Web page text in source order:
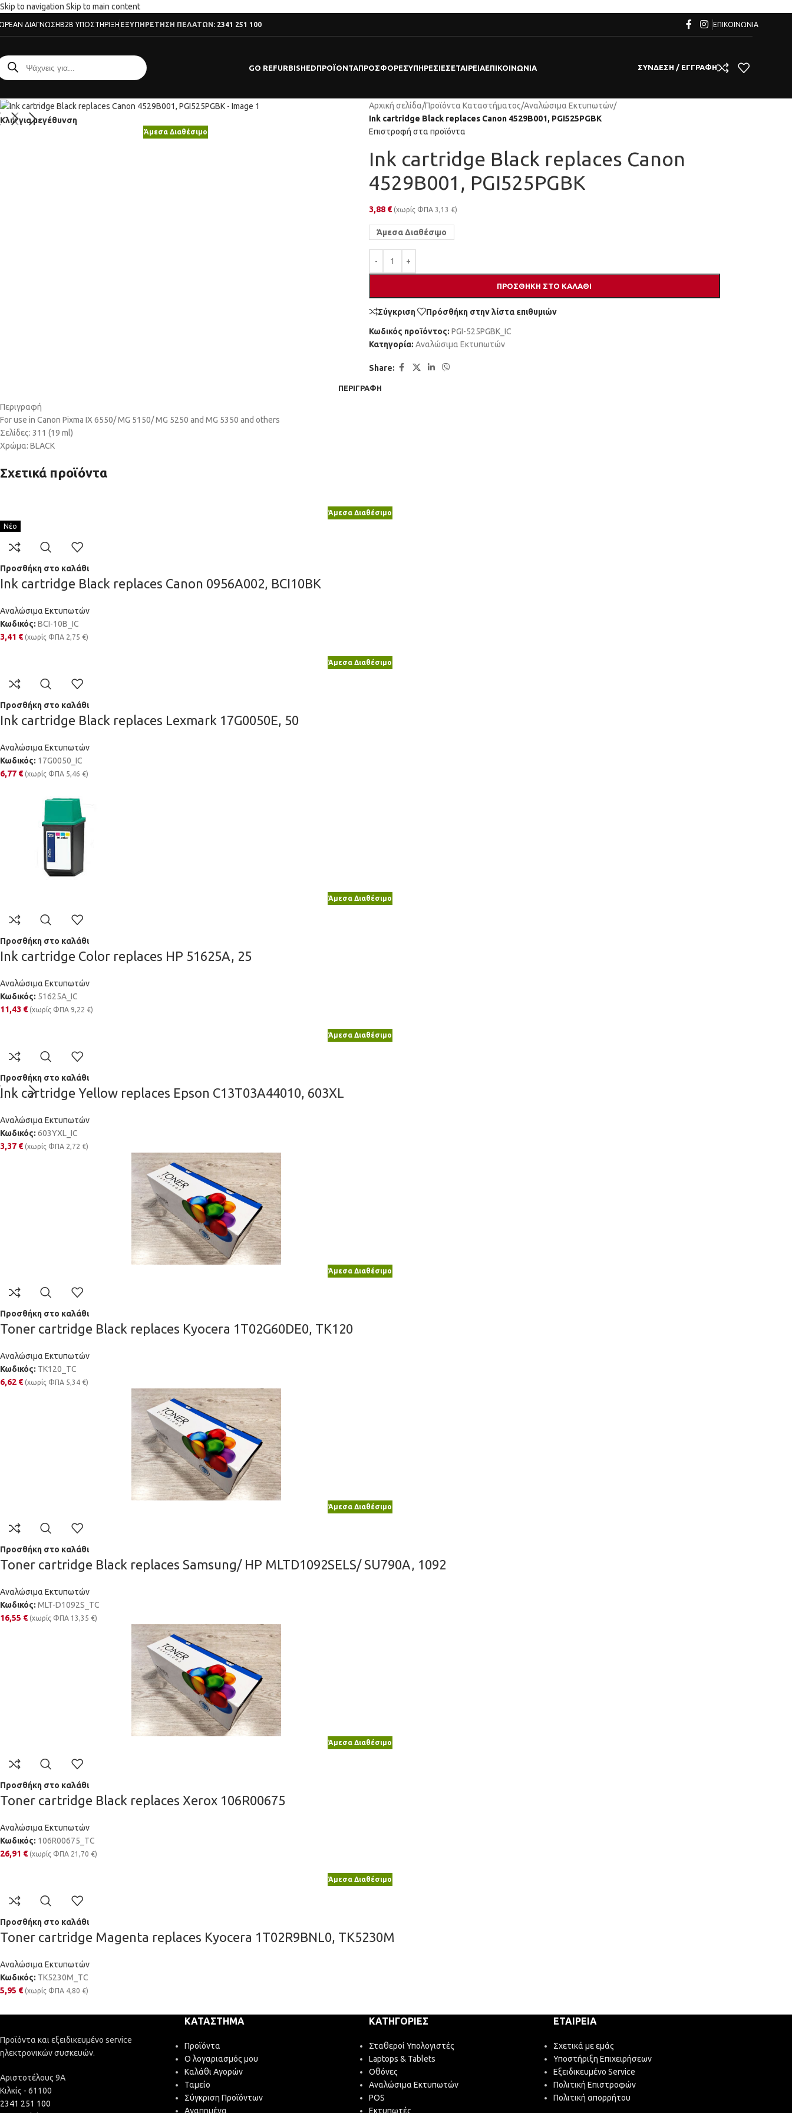
Skip to navigation Skip to main content
ΔΙΆΓΝΩΣΗB2B ΥΠΟΣΤΉΡΙΞΗ ΕΞΥΠΗΡΕΤΗΣΗ ΠΕΛΑΤΩΝ: 2341 251 100 ΕΠΙΚΟΙΝΩΝΊΑ
GO REFURBISHEDΠΡΟΪΌΝΤΑΠΡΟΣΦΟΡΕΣΥΠΗΡΕΣΊΕΣΕΤΑΙΡΕΊΑΕΠΙΚΟΙΝΩΝΊΑ ΣΎΝΔΕΣΗ / ΕΓΓΡΑΦΉ
Κλικ για μεγέθυνση
Άμεσα Διαθέσιμο
Αρχική σελίδα/Προϊόντα Καταστήματος/Αναλώσιμα Εκτυπωτών/
Ink cartridge Black replaces Canon 4529B001, PGI525PGBK
Επιστροφή στα προϊόντα
Ink cartridge Black replaces Canon
4529B001, PGI525PGBK
3,88 € (χωρίς ΦΠΑ 3,13 €)
Άμεσα Διαθέσιμο
ΠΡΟΣΘΉΚΗ ΣΤΟ ΚΑΛΆΘΙ
Σύγκριση Πρόσθήκη στην λίστα επιθυμιών
Κωδικός προϊόντος: PGI-525PGBK_IC
Κατηγορία: Αναλώσιμα Εκτυπωτών
Share:
ΠΕΡΙΓΡΑΦΉ
Περιγραφή
For use in Canon Pixma IX 6550/ MG 5150/ MG 5250 and MG 5350 and others
Σελίδες: 311 (19 ml)
Χρώμα: BLACK
Σχετικά προϊόντα
Άμεσα Διαθέσιμο
Νέο
Προσθήκη στο καλάθι
Ink cartridge Black replaces Canon 0956A002, BCI10BK
Αναλώσιμα Εκτυπωτών
Κωδικός: BCI-10B_IC
3,41 € (χωρίς ΦΠΑ 2,75 €)
Άμεσα Διαθέσιμο
Προσθήκη στο καλάθι
Ink cartridge Black replaces Lexmark 17G0050E, 50
Αναλώσιμα Εκτυπωτών
Κωδικός: 17G0050_IC
6,77 € (χωρίς ΦΠΑ 5,46 €)
Άμεσα Διαθέσιμο
Προσθήκη στο καλάθι
Ink cartridge Color replaces HP 51625A, 25
Αναλώσιμα Εκτυπωτών
Κωδικός: 51625A_IC
11,43 € (χωρίς ΦΠΑ 9,22 €)
Άμεσα Διαθέσιμο
Προσθήκη στο καλάθι
Ink cartridge Yellow replaces Epson C13T03A44010, 603XL
Αναλώσιμα Εκτυπωτών
Κωδικός: 603YXL_IC
3,37 € (χωρίς ΦΠΑ 2,72 €)
Άμεσα Διαθέσιμο
Προσθήκη στο καλάθι
Toner cartridge Black replaces Kyocera 1T02G60DE0, TK120
Αναλώσιμα Εκτυπωτών
Κωδικός: TK120_TC
6,62 € (χωρίς ΦΠΑ 5,34 €)
Άμεσα Διαθέσιμο
Προσθήκη στο καλάθι
Toner cartridge Black replaces Samsung/ HP MLTD1092SELS/ SU790A, 1092
Αναλώσιμα Εκτυπωτών
Κωδικός: MLT-D1092S_TC
16,55 € (χωρίς ΦΠΑ 13,35 €)
Άμεσα Διαθέσιμο
Προσθήκη στο καλάθι
Toner cartridge Black replaces Xerox 106R00675
Αναλώσιμα Εκτυπωτών
Κωδικός: 106R00675_TC
26,91 € (χωρίς ΦΠΑ 21,70 €)
Άμεσα Διαθέσιμο
Προσθήκη στο καλάθι
Toner cartridge Magenta replaces Kyocera 1T02R9BNL0, TK5230M
Αναλώσιμα Εκτυπωτών
Κωδικός: TK5230M_TC
5,95 € (χωρίς ΦΠΑ 4,80 €)
Προϊόντα και εξειδικευμένο service
ηλεκτρονικών συσκευών.
Αριστοτέλους 9Α
Κιλκίς - 61100
2341 251 100
ΚΑΤΆΣΤΗΜΑ
Προϊόντα
Ο λογαριασμός μου
Καλάθι Αγορών
Ταμείο
Σύγκριση Προϊόντων
Αγαπημένα
ΚΑΤΗΓΟΡΊΕΣ
Σταθεροί Υπολογιστές
Laptops & Tablets
Οθόνες
Αναλώσιμα Εκτυπωτών
POS
Εκτυπωτές
ΕΤΑΙΡΕΊΑ
Σχετικά με εμάς
Υποστήριξη Επιχειρήσεων
Εξειδικευμένο Service
Πολιτική Επιστροφών
Πολιτική απορρήτου